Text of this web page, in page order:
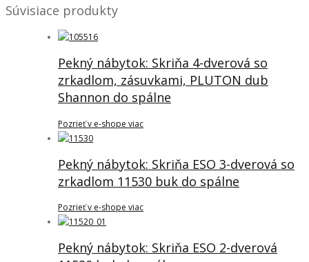
Súvisiace produkty
Pekný nábytok: Skriňa 4-dverová so
zrkadlom, zásuvkami, PLUTON dub
Shannon do spálne
Pozrieť v e-shope viac
Pekný nábytok: Skriňa ESO 3-dverová so
zrkadlom 11530 buk do spálne
Pozrieť v e-shope viac
Pekný nábytok: Skriňa ESO 2-dverová